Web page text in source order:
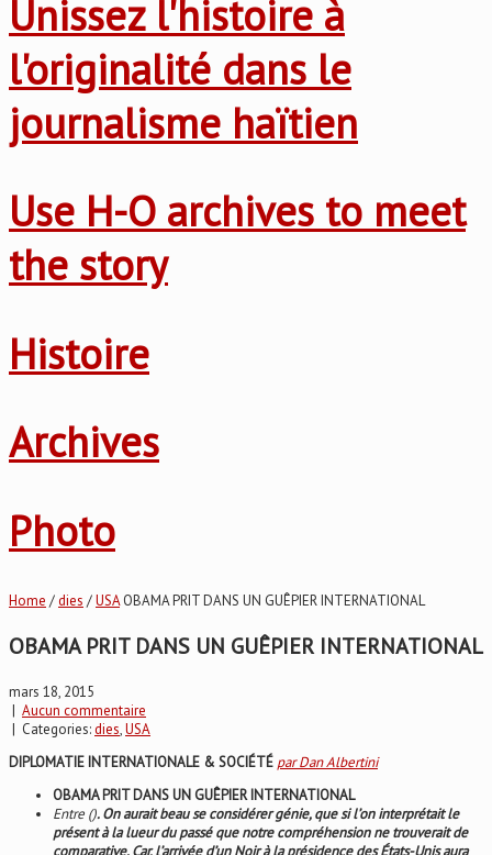
Unissez l'histoire à
l'originalité dans le
journalisme haïtien
Use H-O archives to meet
the story
Histoire
Archives
Photo
Home /dies /USAOBAMA PRIT DANS UN GUÊPIER INTERNATIONAL
OBAMA PRIT DANS UN GUÊPIER INTERNATIONAL
mars 18, 2015
| Aucun commentaire
| Categories:dies,USA
DIPLOMATIE INTERNATIONALE & SOCIÉTÉ par Dan Albertini
OBAMA PRIT DANS UN GUÊPIER INTERNATIONAL
Entre (). On aurait beau se considérer génie, que si l’on interprétait le
présent à la lueur du passé que notre compréhension ne trouverait de